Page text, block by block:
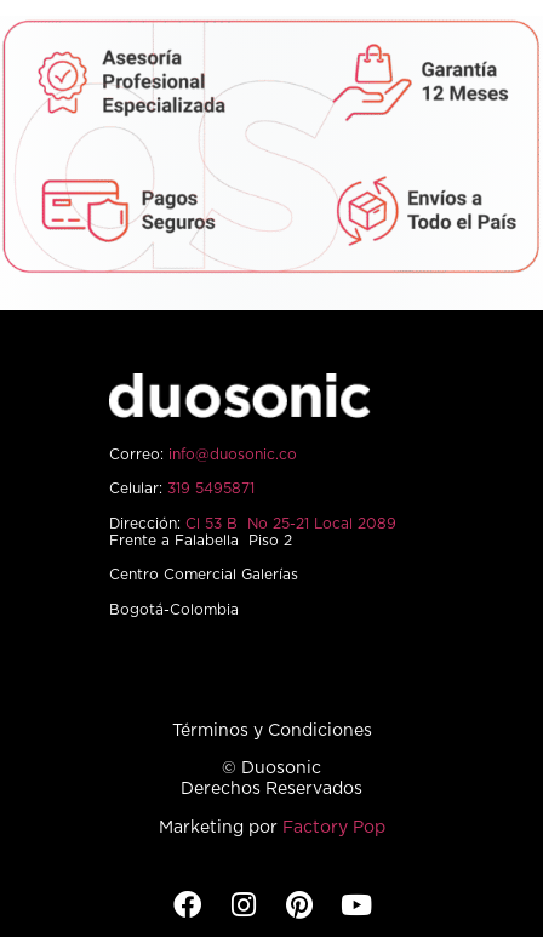
Correo: info@duosonic.co
Celular: 319 5495871
Dirección: Cl 53 B No 25-21 Local 2089
Frente a Falabella Piso 2
Centro Comercial Galerías
Bogotá-Colombia
Términos y Condiciones
© Duosonic
Derechos Reservados
Marketing por Factory Pop